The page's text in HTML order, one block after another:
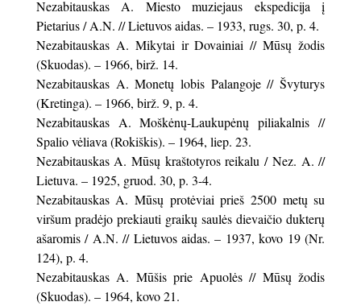
Nezabitauskas A. Miesto muziejaus ekspedicija į
Pietarius / A.N. // Lietuvos aidas. – 1933, rugs. 30, p. 4.
Nezabitauskas A. Mikytai ir Dovainiai // Mūsų žodis
(Skuodas). – 1966, birž. 14.
Nezabitauskas A. Monetų lobis Palangoje // Švyturys
(Kretinga). – 1966, birž. 9, p. 4.
Nezabitauskas A. Moškėnų-Laukupėnų piliakalnis //
Spalio vėliava (Rokiškis). – 1964, liep. 23.
Nezabitauskas A. Mūsų kraštotyros reikalu / Nez. A. //
Lietuva. – 1925, gruod. 30, p. 3-4.
Nezabitauskas A. Mūsų protėviai prieš 2500 metų su
viršum pradėjo prekiauti graikų saulės dievaičio dukterų
ašaromis / A.N. // Lietuvos aidas. – 1937, kovo 19 (Nr.
124), p. 4.
Nezabitauskas A. Mūšis prie Apuolės // Mūsų žodis
(Skuodas). – 1964, kovo 21.